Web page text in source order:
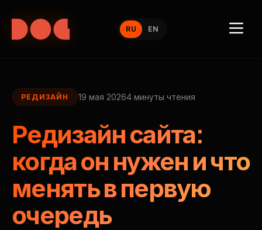
RU EN
РЕДИЗАЙН 19 мая 20264 минуты чтения
Редизайн сайта:
когда он нужен и что
менять в первую
очередь